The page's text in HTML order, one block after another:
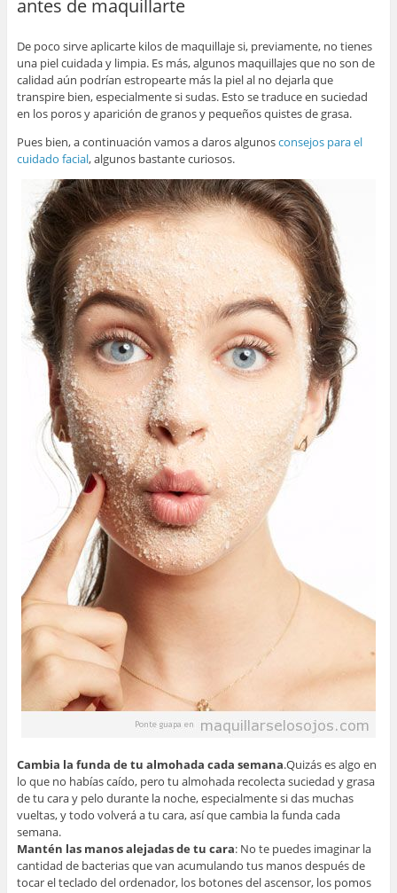
o
o
k
p
antes de maquillarte
De poco sirve aplicarte kilos de maquillaje si, previamente, no tienes
una piel cuidada y limpia. Es más, algunos maquillajes que no son de
calidad aún podrían estropearte más la piel al no dejarla que
transpire bien, especialmente si sudas. Esto se traduce en suciedad
en los poros y aparición de granos y pequeños quistes de grasa.
Pues bien, a continuación vamos a daros algunosconsejos para el
cuidado facial, algunos bastante curiosos.
Cambia la funda de tu almohada cada semana.Quizás es algo en
lo que no habías caído, pero tu almohada recolecta suciedad y grasa
de tu cara y pelo durante la noche, especialmente si das muchas
vueltas, y todo volverá a tu cara, así que cambia la funda cada
semana.
Mantén las manos alejadas de tu cara: No te puedes imaginar la
cantidad de bacterias que van acumulando tus manos después de
tocar el teclado del ordenador, los botones del ascensor, los pomos